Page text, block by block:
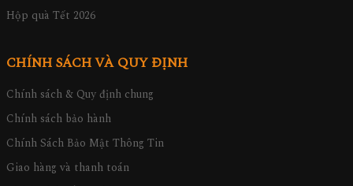
Hộp quà Tết 2026
CHÍNH SÁCH VÀ QUY ĐỊNH
Chính sách & Quy định chung
Chính sách bảo hành
Chính Sách Bảo Mật Thông Tin
Giao hàng và thanh toán